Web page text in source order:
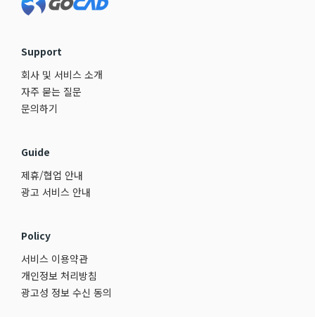
Support
회사 및 서비스 소개
자주 묻는 질문
문의하기
Guide
제휴/협업 안내
광고 서비스 안내
Policy
서비스 이용약관
개인정보 처리방침
광고성 정보 수신 동의